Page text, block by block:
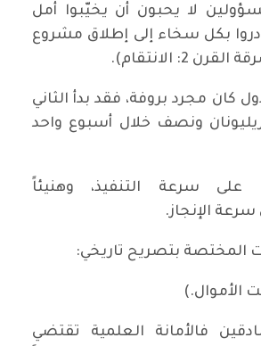
لا يحبون أن يخيّبوا أمل
بكل سخاء إلى إطلاق مشروع
2: الانتقام).
كان مجرد بروفة، فقد بدأ الثاني
ونصف خلال أسبوع واحد
سرعة التنفيذ، وهنيئاً
الإنجاز.
المختصة بتصريح تاريخي:
الأموال.)
فالأمانة العلمية تقتضي